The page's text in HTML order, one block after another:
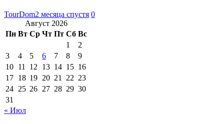
TourDom2 месяца спустя 0
Август 2026
Пн Вт Ср Чт Пт Сб Вс
1
2
3
4 5 6 7 8
9
10 11 12 13 14 15 16
17 18 19 20 21 22 23
24 25 26 27 28 29 30
31
« Июл